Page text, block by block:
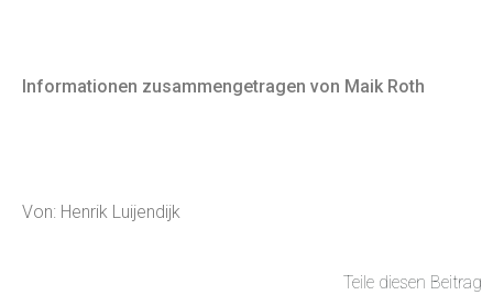
Informationen zusammengetragen von Maik Roth
Von: Henrik Luijendijk
Teile diesen Beitrag